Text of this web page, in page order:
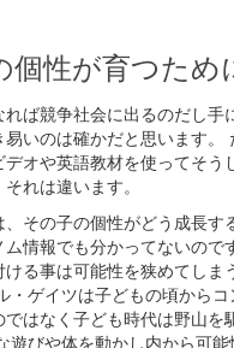
個性が育つため
ば競争社会に出るのだし手
いのは確かだと思います。
オや英語教材を使ってそう
れは違います。
その子の個性がどう成長す
情報でも分かってないので
ける事は可能性を狭めてしま
・ゲイツは子どもの頃からコ
はなく子ども時代は野山を
遊びや体を動かし内から可能